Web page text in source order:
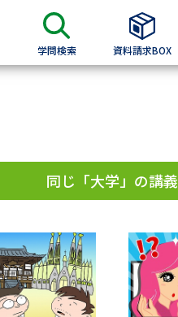
学問検索 資料請求BOX
過去問題集
同じ「大学」の講義